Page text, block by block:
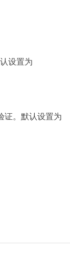
设置为
证。默认设置为